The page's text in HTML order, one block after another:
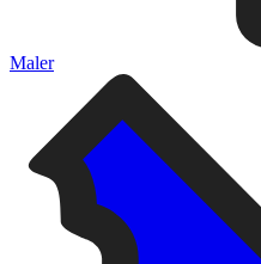
Maler